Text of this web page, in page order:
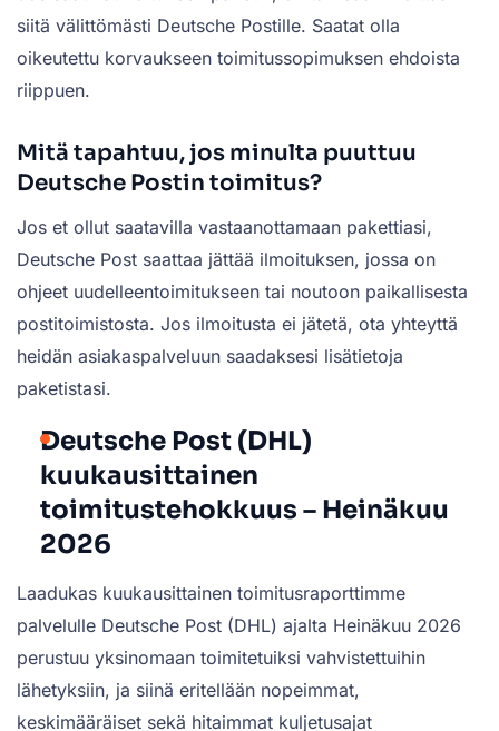
siitä välittömästi Deutsche Postille. Saatat olla
oikeutettu korvaukseen toimitussopimuksen ehdoista
riippuen.
Mitä tapahtuu, jos minulta puuttuu
Deutsche Postin toimitus?
Jos et ollut saatavilla vastaanottamaan pakettiasi,
Deutsche Post saattaa jättää ilmoituksen, jossa on
ohjeet uudelleentoimitukseen tai noutoon paikallisesta
postitoimistosta. Jos ilmoitusta ei jätetä, ota yhteyttä
heidän asiakaspalveluun saadaksesi lisätietoja
paketistasi.
Deutsche Post (DHL)
kuukausittainen
toimitustehokkuus – Heinäkuu
2026
Laadukas kuukausittainen toimitusraporttimme
palvelulle Deutsche Post (DHL) ajalta Heinäkuu 2026
perustuu yksinomaan toimitetuiksi vahvistettuihin
lähetyksiin, ja siinä eritellään nopeimmat,
keskimääräiset sekä hitaimmat kuljetusajat